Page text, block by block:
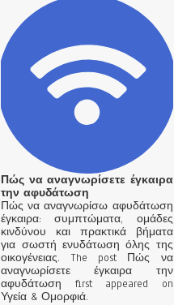
Πώς να αναγνωρίσετε έγκαιρα
την αφυδάτωση
Πώς να αναγνωρίσω αφυδάτωση
έγκαιρα: συμπτώματα, ομάδες
κινδύνου και πρακτικά βήματα
για σωστή ενυδάτωση όλης της
οικογένειας. The post Πώς να
αναγνωρίσετε έγκαιρα την
αφυδάτωση first appeared on
Υγεία & Ομορφιά.